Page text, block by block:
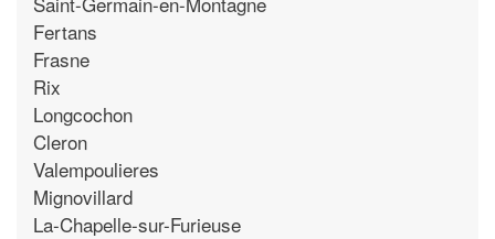
Fertans
Frasne
Rix
Longcochon
Cleron
Valempoulieres
Mignovillard
La-Chapelle-sur-Furieuse